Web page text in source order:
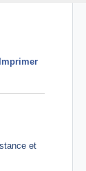
Imprimer
et